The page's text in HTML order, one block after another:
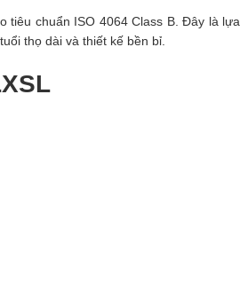
tiêu chuẩn ISO 4064 Class B. Đây là lựa
thọ dài và thiết kế bền bỉ.